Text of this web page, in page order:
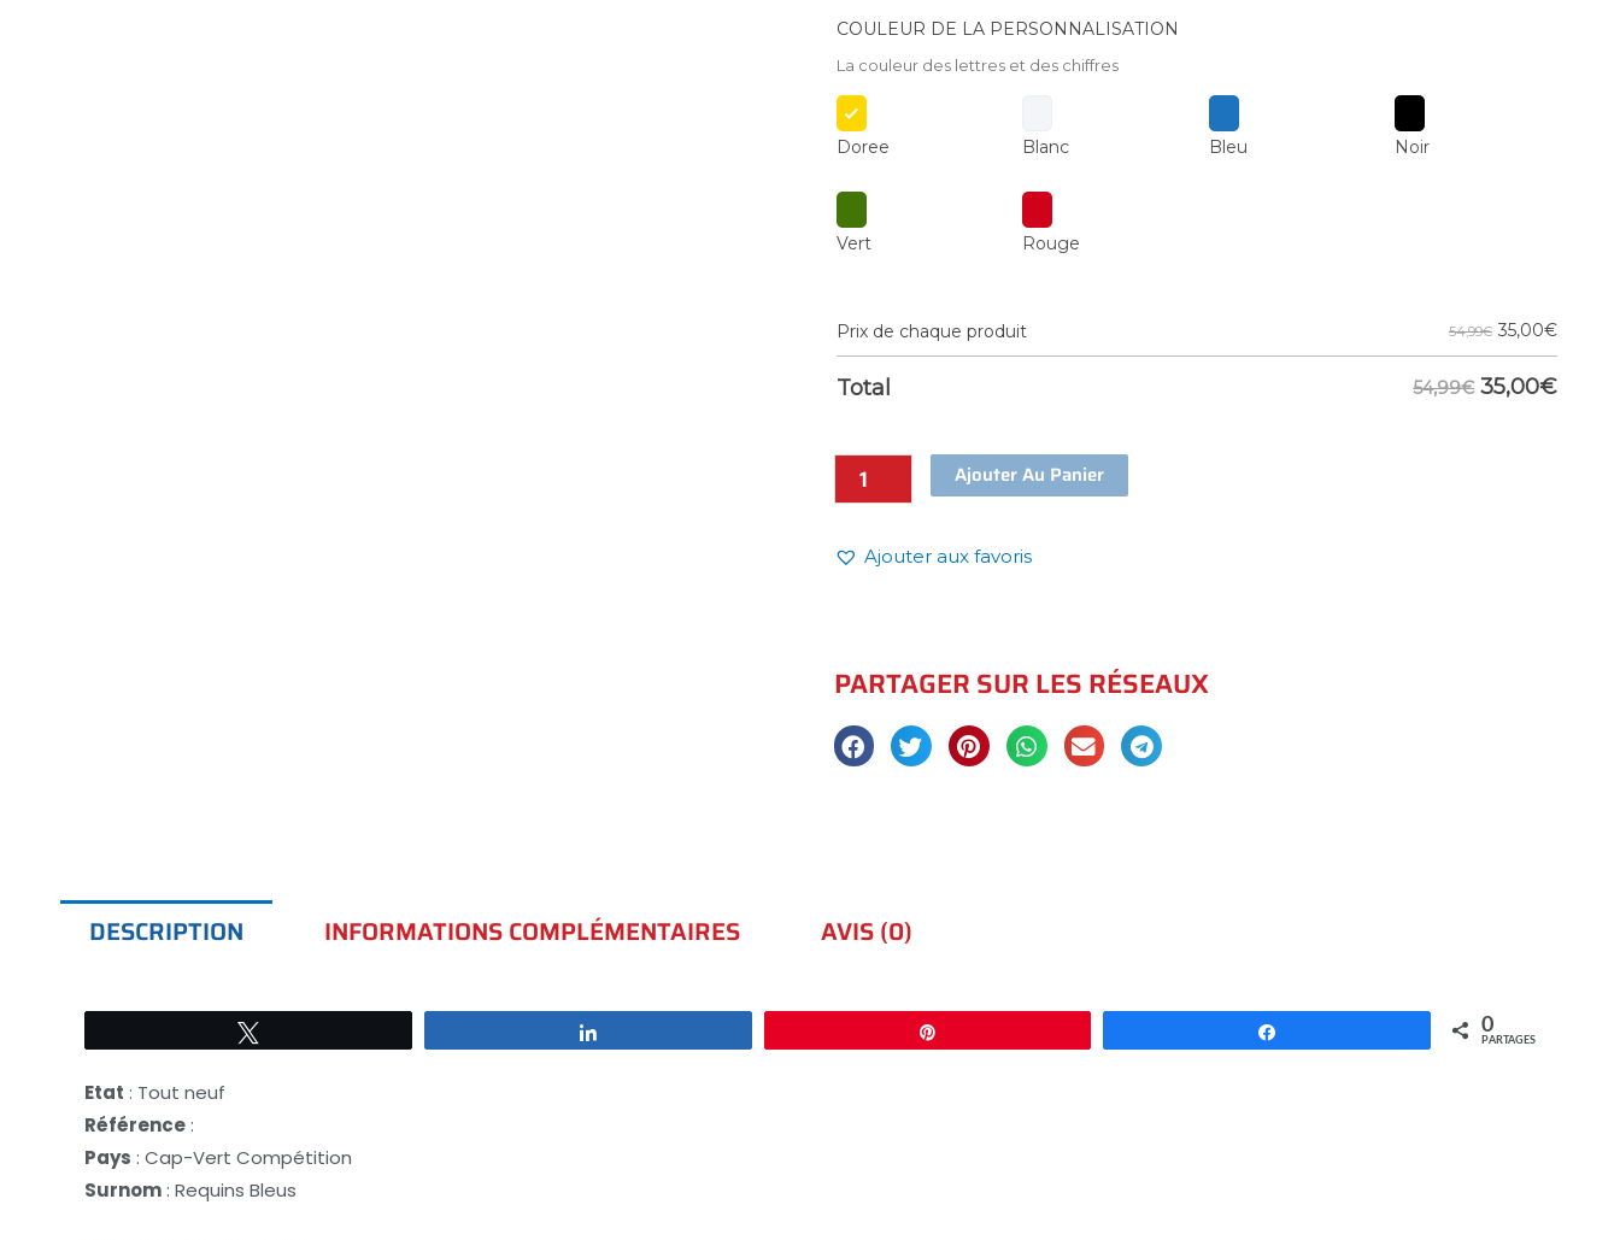
COULEUR DE LA PERSONNALISATION
La couleur des lettres et des chiffres
Doree Blanc Bleu Noir
Vert Rouge
Prix de chaque produit 54,99€ 35,00€
Total 54,99€ 35,00€
Ajouter Au Panier
Ajouter aux favoris
PARTAGER SUR LES RÉSEAUX
DESCRIPTION INFORMATIONS COMPLÉMENTAIRES AVIS (0)
0
PARTAGES
Etat : Tout neuf
Référence:
Pays : Cap-Vert Compétition
Surnom: Requins Bleus